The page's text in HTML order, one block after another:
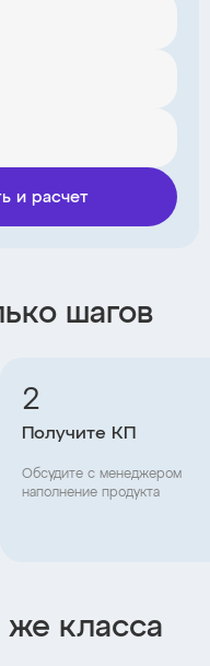
и расчет
шагов
2
Получите КП
Обсудите с менеджером
наполнение продукта
же класса